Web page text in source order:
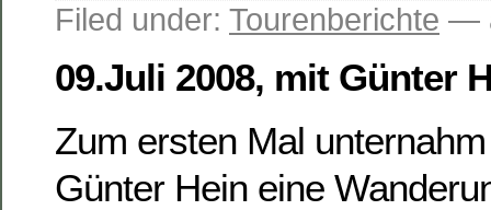
Filed under: Tourenberichte —
09.Juli 2008, mit Günter
Zum ersten Mal
Günter Hein eine